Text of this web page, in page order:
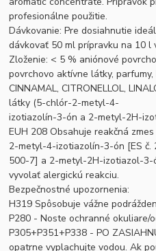
profesionálne použitie.
Dávkovanie: Pre dosiahnutie
dávkovať 50 ml prípravku na 10 l
Zloženie: < 5 % aniónové
povrchovo aktívne látky, parfumy,
CINNAMAL, CITRONELLOL,
látky (5-chlór-2-metyl-4-
izotiazolín-3-ón a 2-metyl-2H-
EUH 208 Obsahuje reakčná
2-metyl-4-izotiazolín-3-ón [ES č.
500-7] a 2-metyl-2H-izotiazol-3-
vyvolať alergickú reakciu.
Bezpečnostné upozornenia:
H319 Spôsobuje vážne
P280 - Noste ochranné okuliare/
P305+P351+P338 - PO
opatrne vyplachujte vodou. Ak